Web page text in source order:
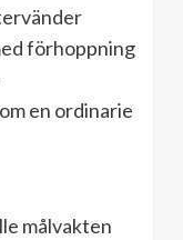
förhoppning
en ordinarie
målvakten